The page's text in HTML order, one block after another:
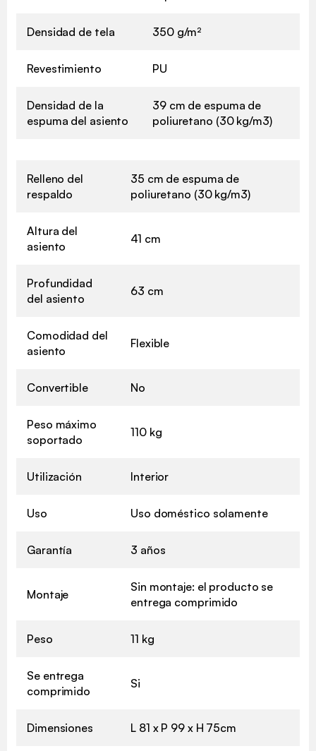
Densidad de tela 350 g/m²
Revestimiento PU
Densidad de la
espuma del asiento
39 cm de espuma de
poliuretano (30 kg/m3)
Relleno del
respaldo
35 cm de espuma de
poliuretano (30 kg/m3)
Altura del
asiento
41 cm
Profundidad
del asiento
63 cm
Comodidad del
asiento
Flexible
Convertible No
Peso máximo
soportado
110 kg
Utilización Interior
Uso Uso doméstico solamente
Garantía 3 años
Montaje
Sin montaje: el producto se
entrega comprimido
Peso 11 kg
Se entrega
comprimido
Si
Dimensiones L 81 x P 99 x H 75cm